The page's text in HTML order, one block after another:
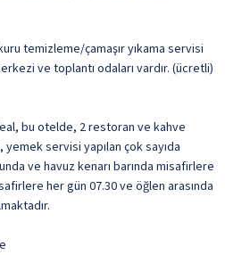
temizleme/çamaşır yıkama servisi
ve toplantı odaları vardır. (ücretli)
bu otelde, 2 restoran ve kahve
servisi yapılan çok sayıda
ve havuz kenarı barında misafirlere
her gün 07.30 ve öğlen arasında